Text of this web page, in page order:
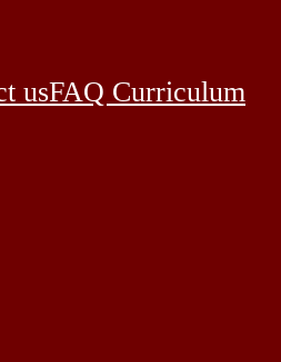
usFAQ Curriculum